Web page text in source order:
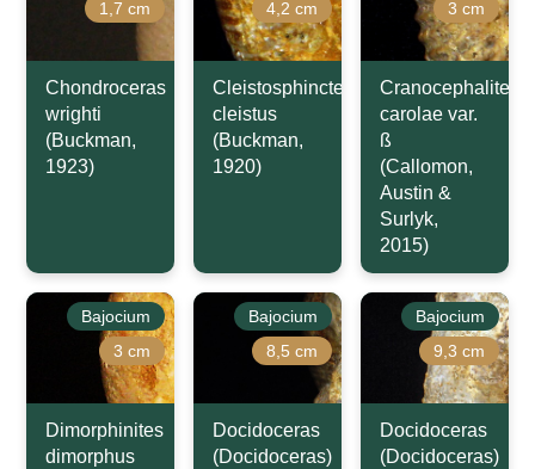
1,7 cm
Chondroceras
wrighti
(Buckman,
1923)
4,2 cm
Cleistosphinctes
cleistus
(Buckman,
1920)
3 cm
Cranocephalites
carolae var.
ß
(Callomon,
Austin &
Surlyk,
2015)
Bajocium
3 cm
Dimorphinites
dimorphus
Bajocium
8,5 cm
Docidoceras
(Docidoceras)
Bajocium
9,3 cm
Docidoceras
(Docidoceras)